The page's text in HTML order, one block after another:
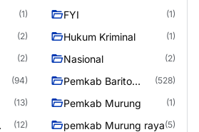
(1) FYI (1)
(2) Hukum Kriminal (1)
(2) Nasional (2)
(94)
Pemkab Barito
(528)
(13) Pemkab Murung (1)
(12) pemkab Murung raya(5)